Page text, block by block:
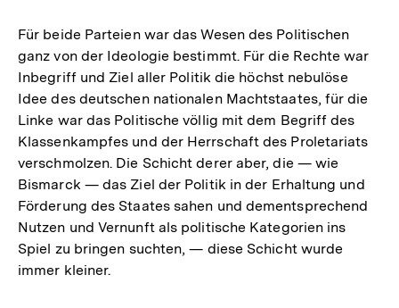
Für beide Parteien war das Wesen des Politischen
ganz von der Ideologie bestimmt. Für die Rechte war
Inbegriff und Ziel aller Politik die höchst nebulöse
Idee des deutschen nationalen Machtstaates, für die
Linke war das Politische völlig mit dem Begriff des
Klassenkampfes und der Herrschaft des Proletariats
verschmolzen. Die Schicht derer aber, die — wie
Bismarck — das Ziel der Politik in der Erhaltung und
Förderung des Staates sahen und dementsprechend
Nutzen und Vernunft als politische Kategorien ins
Spiel zu bringen suchten, — diese Schicht wurde
immer kleiner.